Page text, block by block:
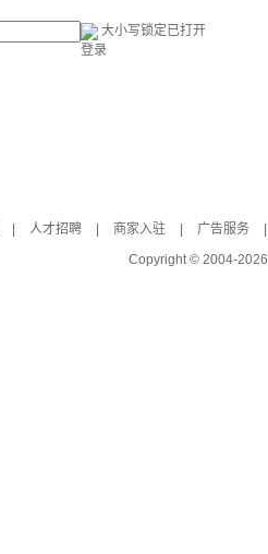
大小写锁定已打开
登录
人才招聘 商家入驻 广告服务
Copyright © 2004-2026